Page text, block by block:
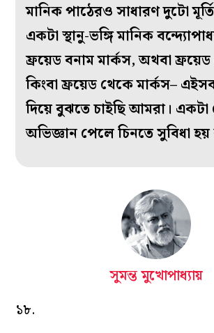
মানিক পাঠেরও সাধারণ দুটো
একটা স্থানু-ভঙ্গি মানিক
ফ্রয়েড বনাম মার্কস, অথবা
কিংবা ফ্রয়েড থেকে মার্কস–
দিয়ে বুঝতে চাইছি আমরা।
অভিজ্ঞান পেলে চিনতে সুবিধা
সুমন্ত মুখোপাধ্যায়
১৮.